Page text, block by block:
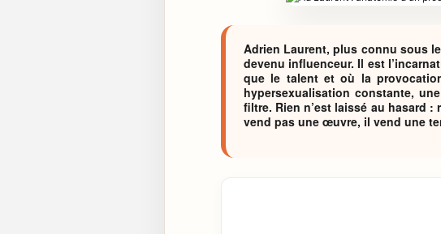
Adrien Laurent, plus connu sous
devenu influenceur. Il est
que le talent et où la
hypersexualisation constante,
filtre. Rien n’est laissé au hasard
vend pas une œuvre, il vend une